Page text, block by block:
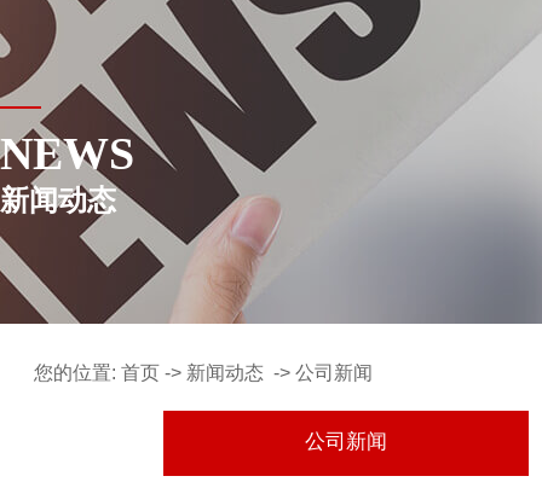
NEWS
新闻动态
您的位置: 首页 -> 新闻动态 -> 公司新闻
公司新闻